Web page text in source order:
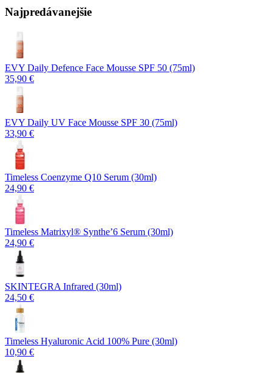
Najpredávanejšie
EVY Daily Defence Face Mousse SPF 50 (75ml)
35,90 €
EVY Daily UV Face Mousse SPF 30 (75ml)
33,90 €
Timeless Coenzyme Q10 Serum (30ml)
24,90 €
Timeless Matrixyl®️ Synthe’6 Serum (30ml)
24,90 €
SKINTEGRA Infrared (30ml)
24,50 €
Timeless Hyaluronic Acid 100% Pure (30ml)
10,90 €